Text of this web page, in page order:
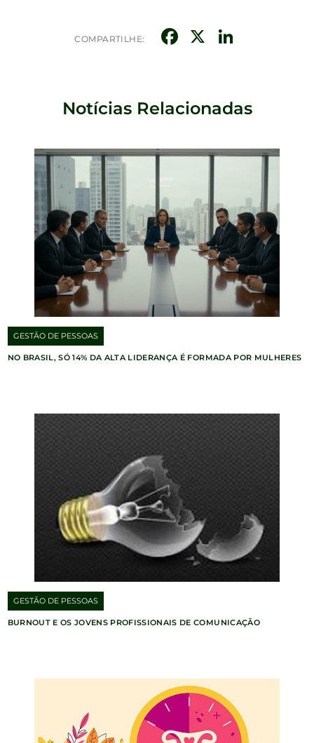
COMPARTILHE: Facebook
X
Notícias Relacionadas
GESTÃO DE PESSOAS
NO BRASIL, SÓ 14% DA ALTA LIDERANÇA É FORMADA POR MULHERES
GESTÃO DE PESSOAS
BURNOUT E OS JOVENS PROFISSIONAIS DE COMUNICAÇÃO